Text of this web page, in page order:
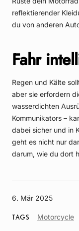
6. Mär 2025
TAGS Motorcycle
reflektierender
du von anderen
Fahr
Regen und Kälte
aber sie erfordern
wasserdichten
Kommunikators –
dabei sicher und in
geht es nicht nur
darum, wie du dort